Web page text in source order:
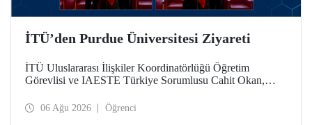
İTÜ’den Purdue Üniversitesi Ziyareti
İTÜ Uluslararası İlişkiler Koordinatörlüğü Öğretim
Görevlisi ve IAESTE Türkiye Sorumlusu Cahit Okan,
Temmuz tarihlerinde ABD’de dünyanın önde gelen
06 Ağu 2026 Öğrenci